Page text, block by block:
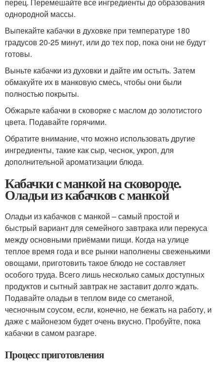
однородной массы.
Выпекайте кабачки в духовке при температуре 180
градусов 20-25 минут, или до тех пор, пока они не будут
готовы.
Выньте кабачки из духовки и дайте им остыть. Затем
обмакуйте их в манковую смесь, чтобы они были
полностью покрыты.
Обжарьте кабачки в сковорке с маслом до золотистого
цвета. Подавайте горячими.
Обратите внимание, что можно использовать другие
ингредиенты, такие как сыр, чеснок, укроп, для
дополнительной ароматизации блюда.
Кабачки с манкой на сковороде.
Оладьи из кабачков с манкой
Оладьи из кабачков с манкой – самый простой и
быстрый вариант для семейного завтрака или перекуса
между основными приёмами пищи. Когда на улице
теплое время года и все рынки наполнены свеженькими
овощами, приготовить такое блюдо не составляет
особого труда. Всего лишь несколько самых доступных
продуктов и сытный завтрак не заставит долго ждать.
Подавайте оладьи в теплом виде со сметаной,
чесночным соусом, если, конечно, не бежать на работу, и
даже с майонезом будет очень вкусно. Пробуйте, пока
кабачки в самом разгаре.
Процесс приготовления